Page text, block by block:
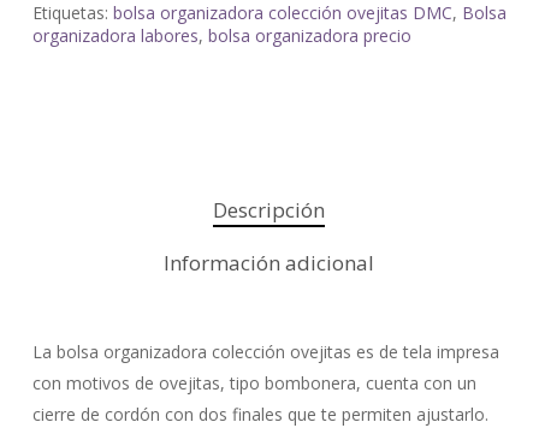
Etiquetas: bolsa organizadora colección ovejitas DMC, Bolsa
organizadora labores, bolsa organizadora precio
Descripción
Información adicional
La bolsa organizadora colección ovejitas es de tela impresa
con motivos de ovejitas, tipo bombonera, cuenta con un
cierre de cordón con dos finales que te permiten ajustarlo.